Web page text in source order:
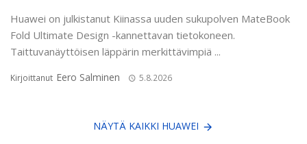
Huawei on julkistanut Kiinassa uuden sukupolven MateBook
Fold Ultimate Design -kannettavan tietokoneen.
Taittuvanäyttöisen läppärin merkittävimpiä ...
Kirjoittanut Eero Salminen 5.8.2026
NÄYTÄ KAIKKI HUAWEI